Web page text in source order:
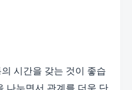
시간을 갖는 것이 좋습